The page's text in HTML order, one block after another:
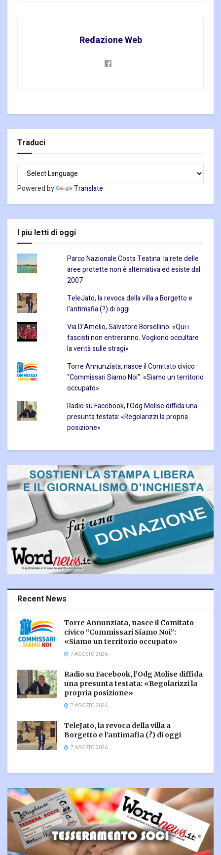
Redazione Web
Traduci
Powered by Translate
I piu letti di oggi
Parco Nazionale Costa Teatina: la rete delle
aree protette non è alternativa ed esiste dal
2007
TeleJato, la revoca della villa a Borgetto e
l’antimafia (?) di oggi
Via D’Amelio, Salvatore Borsellino: «Qui i
fascisti non entreranno. Vogliono occultare
la verità sulle stragi»
Torre Annunziata, nasce il Comitato civico
“Commissari Siamo Noi”: «Siamo un territorio
occupato»
Radio su Facebook, l’Odg Molise diffida una
presunta testata: «Regolarizzi la propria
posizione»
Recent News
Torre Annunziata, nasce il Comitato
civico “Commissari Siamo Noi”:
«Siamo un territorio occupato»
7 AGOSTO 2026
Radio su Facebook, l’Odg Molise diffida
una presunta testata: «Regolarizzi la
propria posizione»
7 AGOSTO 2026
TeleJato, la revoca della villa a
Borgetto e l’antimafia (?) di oggi
7 AGOSTO 2026